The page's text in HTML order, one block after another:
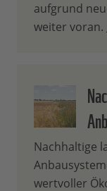
aufgrund
weiter voran.
Nachhaltige
wertvoller